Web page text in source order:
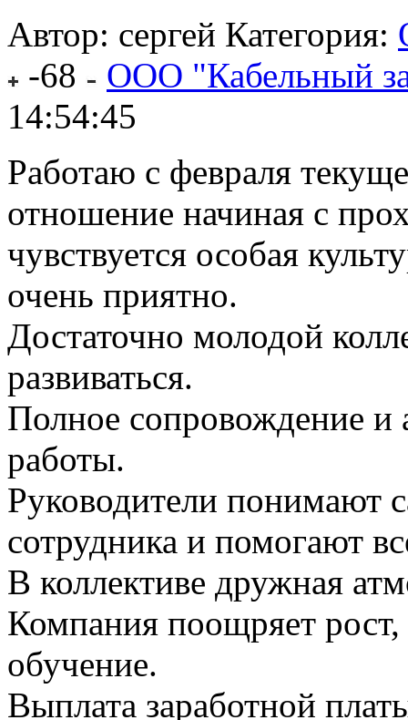
Автор: сергей Категория:
-68
ООО "Кабельный
14:54:45
Работаю с февраля
отношение начиная с
чувствуется особая
очень приятно.
Достаточно молодой
развиваться.
Полное сопровождение и
работы.
Руководители понимают
сотрудника и помогают
В коллективе дружная
Компания поощряет рост,
обучение.
Выплата заработной